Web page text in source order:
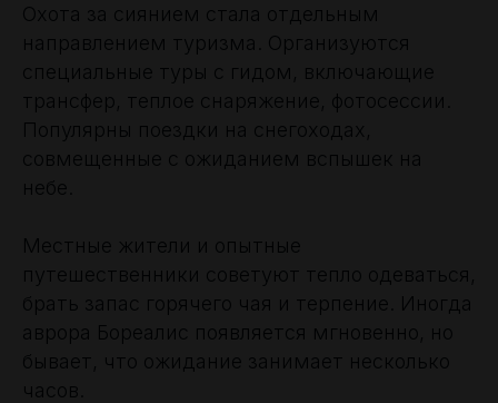
Охота за сиянием стала отдельным
направлением туризма. Организуются
специальные туры с гидом, включающие
трансфер, теплое снаряжение, фотосессии.
Популярны поездки на снегоходах,
совмещенные с ожиданием вспышек на
небе.
Местные жители и опытные
путешественники советуют тепло одеваться,
брать запас горячего чая и терпение. Иногда
аврора Бореалис появляется мгновенно, но
бывает, что ожидание занимает несколько
часов.